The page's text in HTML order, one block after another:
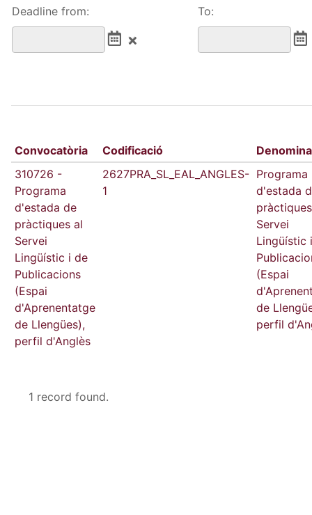
Deadline from: To:
Convocatòria Codificació
310726 -
Programa
d'estada de
pràctiques al
Servei
Lingüístic i de
Publicacions
(Espai
d'Aprenentatge
de Llengües),
perfil d'Anglès
2627PRA_SL_EAL_ANGLES-
1
Programa
d'estada
Servei
Lingüístic
(Espai
de
perfil
1 record found.